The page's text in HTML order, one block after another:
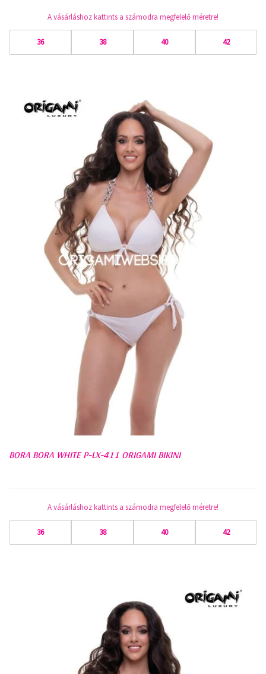
A vásárláshoz kattints a számodra megfelelő méretre!
36 38 40 42
BORA BORA WHITE P-LX-411 ORIGAMI BIKINI
A vásárláshoz kattints a számodra megfelelő méretre!
36 38 40 42